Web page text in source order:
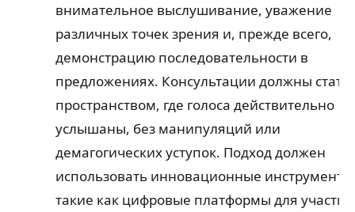
внимательное выслушивание, уважение
различных точек зрения и, прежде всего,
демонстрацию последовательности в
предложениях. Консультации должны стать
пространством, где голоса действительно
услышаны, без манипуляций или
демагогических уступок. Подход должен
использовать инновационные
такие как цифровые платформы для